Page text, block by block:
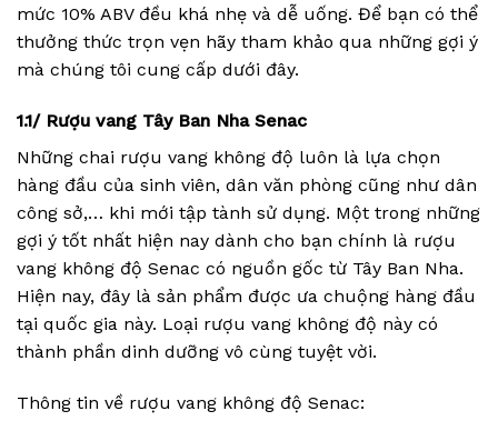
mức 10% ABV đều khá nhẹ và dễ uống. Để bạn có thể
thưởng thức trọn vẹn hãy tham khảo qua những gợi ý
mà chúng tôi cung cấp dưới đây.
1.1/ Rượu vang Tây Ban Nha Senac
Những chai rượu vang không độ luôn là lựa chọn
hàng đầu của sinh viên, dân văn phòng cũng như dân
công sở,… khi mới tập tành sử dụng. Một trong những
gợi ý tốt nhất hiện nay dành cho bạn chính là rượu
vang không độ Senac có nguồn gốc từ Tây Ban Nha.
Hiện nay, đây là sản phẩm được ưa chuộng hàng đầu
tại quốc gia này. Loại rượu vang không độ này có
thành phần dinh dưỡng vô cùng tuyệt vời.
Thông tin về rượu vang không độ Senac: